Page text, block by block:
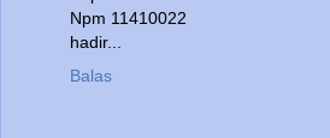
Npm 11410022
hadir...
Balas